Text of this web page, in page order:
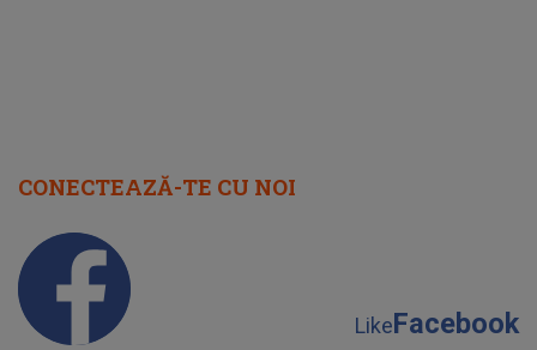
CONECTEAZĂ-TE CU NOI
LikeFacebook